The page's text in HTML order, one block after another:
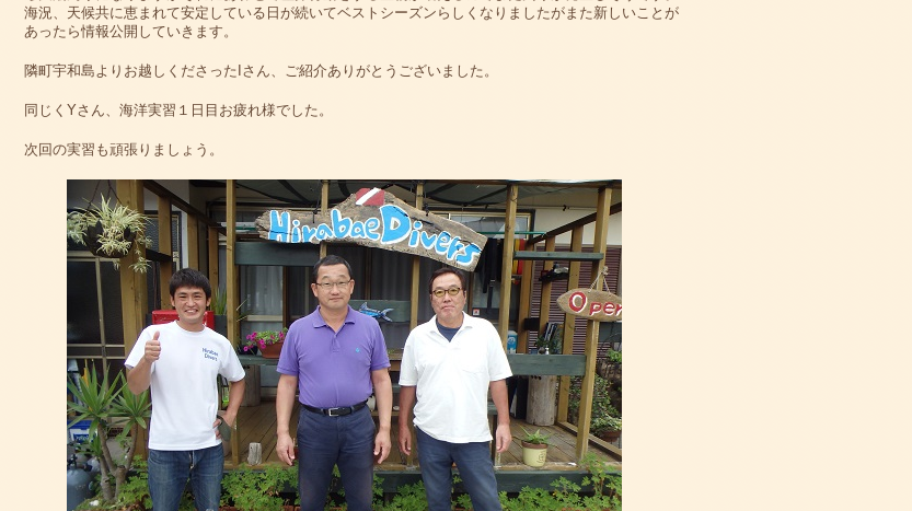
海況、天候共に恵まれて安定している日が続いてベストシーズンらしくなりましたがまた新しいことが
あったら情報公開していきます。
隣町宇和島よりお越しくださったIさん、ご紹介ありがとうございました。
同じくYさん、海洋実習１日目お疲れ様でした。
次回の実習も頑張りましょう。